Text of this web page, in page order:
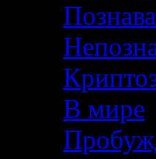
В мире